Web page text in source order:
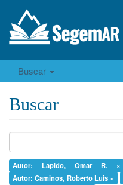
Buscar
Buscar
Autor: Lapido, Omar R. ×
Autor: Caminos, Roberto Luis ×